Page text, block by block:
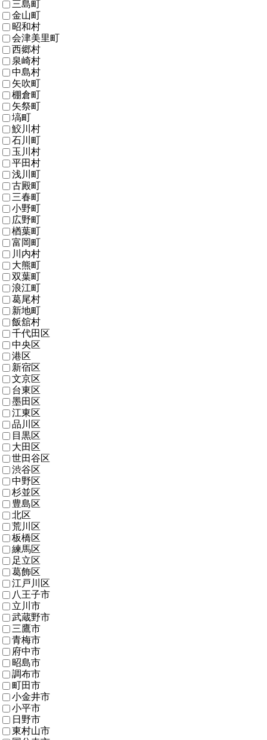
三島町
金山町
昭和村
会津美里町
西郷村
泉崎村
中島村
矢吹町
棚倉町
矢祭町
塙町
鮫川村
石川町
玉川村
平田村
浅川町
古殿町
三春町
小野町
広野町
楢葉町
富岡町
川内村
大熊町
双葉町
浪江町
葛尾村
新地町
飯舘村
千代田区
中央区
港区
新宿区
文京区
台東区
墨田区
江東区
品川区
目黒区
大田区
世田谷区
渋谷区
中野区
杉並区
豊島区
北区
荒川区
板橋区
練馬区
足立区
葛飾区
江戸川区
八王子市
立川市
武蔵野市
三鷹市
青梅市
府中市
昭島市
調布市
町田市
小金井市
小平市
日野市
東村山市